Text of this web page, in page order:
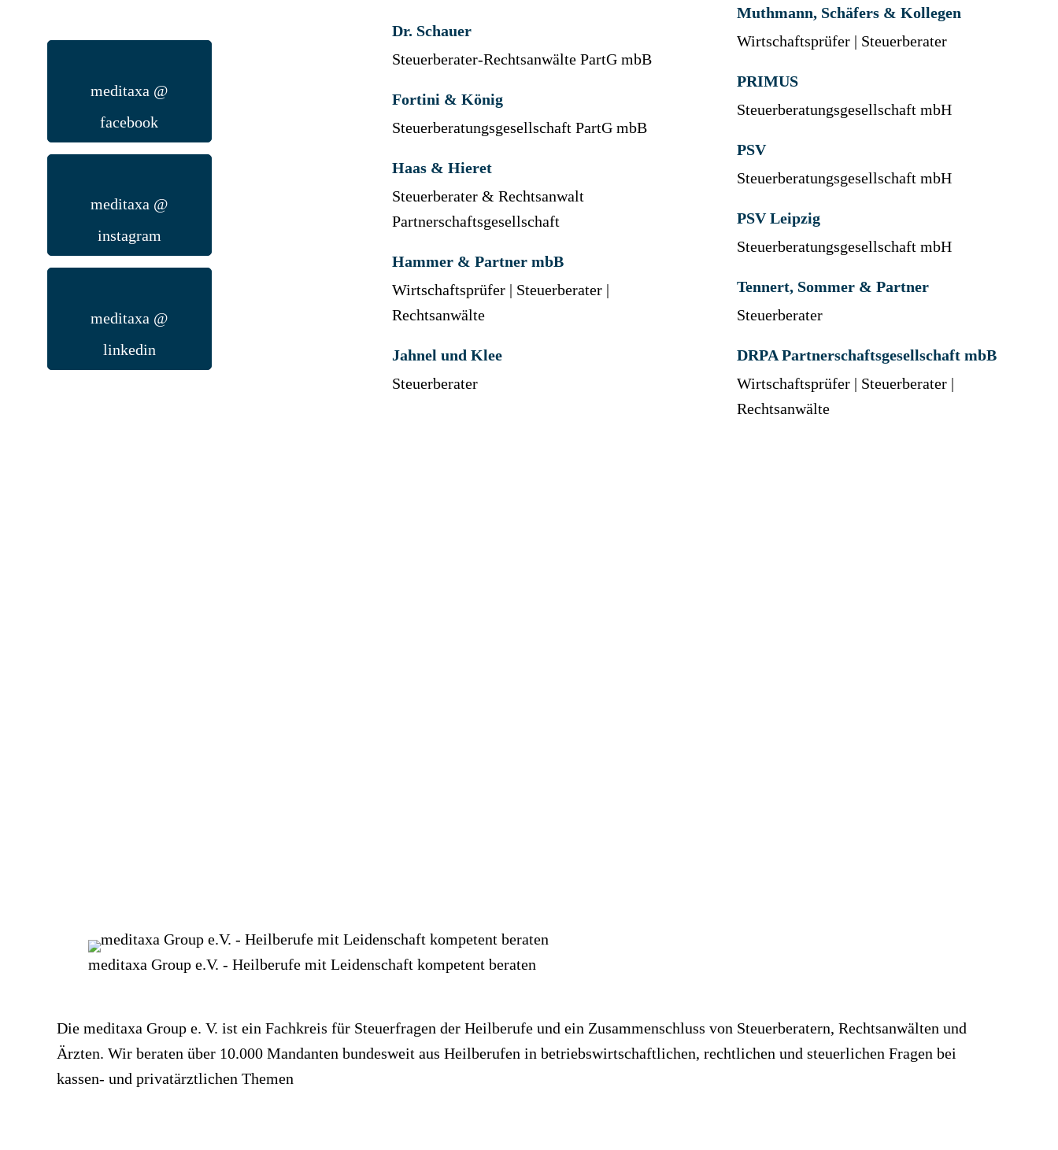
meditaxa @
facebook
meditaxa @
instagram
meditaxa @
linkedin
Dr. Schauer
Steuerberater-Rechtsanwälte PartG mbB
Fortini & König
Steuerberatungsgesellschaft PartG mbB
Haas & Hieret
Steuerberater & Rechtsanwalt
Partnerschaftsgesellschaft
Hammer & Partner mbB
Wirtschaftsprüfer | Steuerberater |
Rechtsanwälte
Jahnel und Klee
Steuerberater
Muthmann, Schäfers & Kollegen
Wirtschaftsprüfer | Steuerberater
PRIMUS
Steuerberatungsgesellschaft mbH
PSV
Steuerberatungsgesellschaft mbH
PSV Leipzig
Steuerberatungsgesellschaft mbH
Tennert, Sommer & Partner
Steuerberater
DRPA Partnerschaftsgesellschaft mbB
Wirtschaftsprüfer | Steuerberater |
Rechtsanwälte
meditaxa Group e.V. - Heilberufe mit Leidenschaft kompetent beraten
Die meditaxa Group e. V. ist ein Fachkreis für Steuerfragen der Heilberufe und ein Zusammenschluss von Steuerberatern, Rechtsanwälten und
Ärzten. Wir beraten über 10.000 Mandanten bundesweit aus Heilberufen in betriebswirtschaftlichen, rechtlichen und steuerlichen Fragen bei
kassen- und privatärztlichen Themen